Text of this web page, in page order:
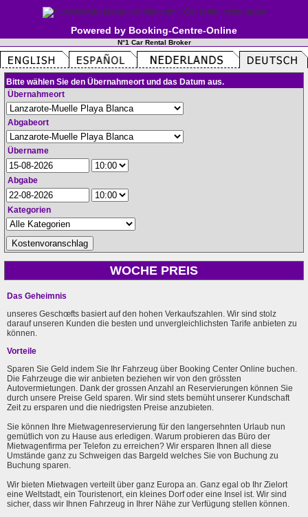
Powered by Booking-Centre-Online
N°1 Car Rental Broker
Bitte wählen Sie den Übernahmeort und das Datum aus.
Übernahmeort
Abgabeort
Übername
Abgabe
Kategorien
WOCHE PREIS
Das Geheimnis
unseres Geschœfts basiert auf den hohen Verkaufszahlen. Wir sind stolz
darauf unseren Kunden die besten und unvergleichlichsten Tarife anbieten zu
können.
Vorteile
Sparen Sie Geld indem Sie Ihr Fahrzeug über Booking Center Online buchen.
Die Fahrzeuge die wir anbieten beziehen wir von den grössten
Autovermietungen. Dank der grossen Anzahl an Reservierungen können Sie
durch unsere Preise Geld sparen. Wir sind stets bemüht unserer Kundschaft
Zeit zu ersparen und die niedrigsten Preise anzubieten.
Sie können Ihre Mietwagenreservierung für den langersehnten Urlaub nun
gemütlich von zu Hause aus erledigen. Warum probieren das Büro der
Mietwagenfirma per Telefon zu erreichen? Wir ersparen Ihnen all diese
Umstände ganz zu Schweigen das Bargeld welches Sie von Buchung zu
Buchung sparen.
Wir bieten Mietwagen verteilt über ganz Europa an. Ganz egal ob Ihr Zielort
eine Weltstadt, ein Touristenort, ein kleines Dorf oder eine Insel ist. Wir sind
sicher, dass wir Ihnen Fahrzeug in Ihrer Nähe zur Verfügung stellen können.